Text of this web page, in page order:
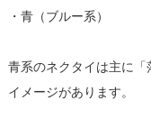
・青（ブルー系）
青系のネクタイは主に
イメージがあります。